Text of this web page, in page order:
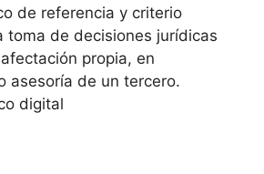
de referencia y criterio
toma de decisiones jurídicas
propia, en
asesoría de un tercero.
digital